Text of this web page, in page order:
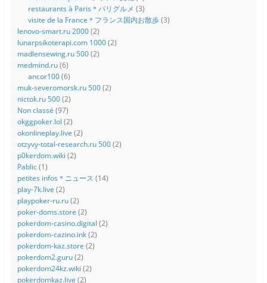
restaurants à Paris＊パリグルメ (3)
visite de la France＊フランス国内お散歩(3)
lenovo-smart.ru 2000(2)
lunarpsikoterapi.com 1000(2)
madlensewing.ru 500(2)
medmind.ru(6)
ancor100(6)
muk-severomorsk.ru 500(2)
nictok.ru 500(2)
Non classé (97)
okggpoker.lol (2)
okonlineplay.live (2)
otzyvy-total-research.ru 500(2)
p0kerdom.wiki (2)
Pablic(1)
petites infos＊ニュース (14)
play-7k.live (2)
playpoker-ru.ru(2)
poker-doms.store (2)
pokerdom-casino.digital (2)
pokerdom-cazino.ink(2)
pokerdom-kaz.store (2)
pokerdom2.guru(2)
pokerdom24kz.wiki (2)
pokerdomkaz.live (2)